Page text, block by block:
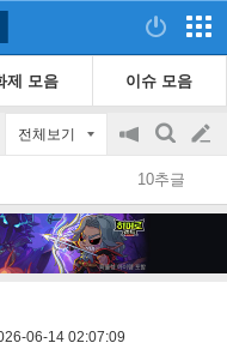
제 모음 이슈 모음
전체보기
공
지
on/off
검
색
글
쓰
10추글
06-14 02:07:09